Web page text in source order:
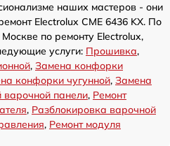
наших мастеров - они
Electrolux CME 6436 KX. По
по ремонту Electrolux,
услуги: Прошивка,
, Замена конфорки
конфорки чугунной, Замена
варочной панели, Ремонт
, Разблокировка варочной
, Ремонт модуля